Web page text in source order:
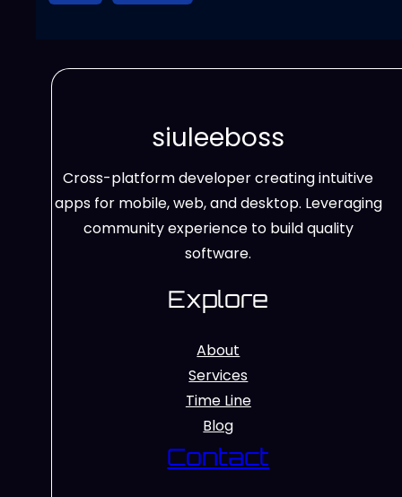
siuleeboss
Cross-platform developer creating intuitive
apps for mobile, web, and desktop. Leveraging
community experience to build quality
software.
Explore
About
Services
Time Line
Blog
Contact